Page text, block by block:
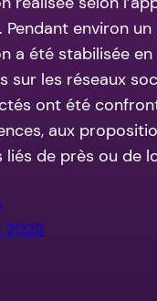
Pendant environ un
a été stabilisée
sur les réseaux
ont été
aux
liés de près ou de
2023